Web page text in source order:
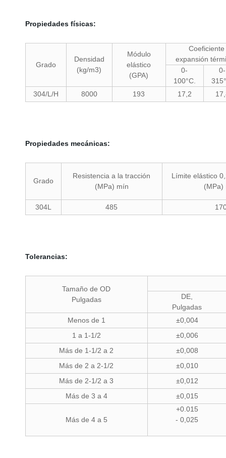
Propiedades físicas:
Grado
Densidad
(kg/m3)
Módulo
elástico
(GPA)
expansión
0-
100°C.
0-
304/L/H
8000 193 17,2
Propiedades mecánicas:
Grado
Resistencia a la tracción
(MPa) mín
Límite elástico
(MPa)
304L 485
Tolerancias:
Tamaño de OD
Pulgadas
DE,
Pulgadas
Menos de 1
±0,004
1 a 1-1/2
±0,006
Más de 1-1/2 a 2
±0,008
Más de 2 a 2-1/2
±0,010
Más de 2-1/2 a 3
±0,012
Más de 3 a 4
±0,015
Más de 4 a 5
+0.015
- 0,025